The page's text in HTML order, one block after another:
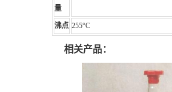
量
沸点 255°C
相关产品：